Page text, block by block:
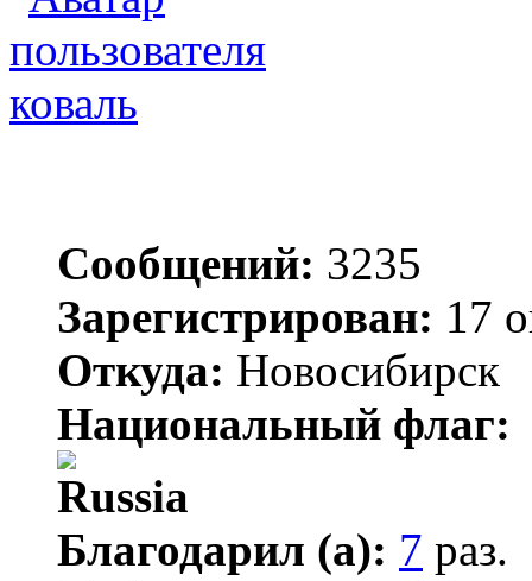
коваль
Сообщений: 3235
Зарегистрирован: 17
Откуда: Новосибирск
Национальный флаг:
Благодарил (а): 7 раз.